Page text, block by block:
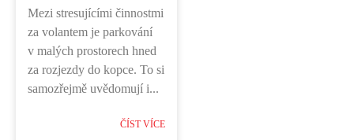
Mezi stresujícími činnostmi
za volantem je parkování
v malých prostorech hned
za rozjezdy do kopce. To si
samozřejmě uvědomují i...
ČÍST VÍCE